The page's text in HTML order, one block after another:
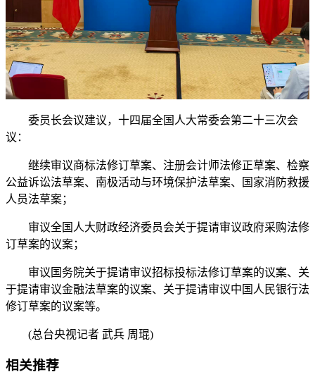
委员长会议建议，十四届全国人大常委会第二十三次会
议：
继续审议商标法修订草案、注册会计师法修正草案、检察
公益诉讼法草案、南极活动与环境保护法草案、国家消防救援
人员法草案；
审议全国人大财政经济委员会关于提请审议政府采购法修
订草案的议案；
审议国务院关于提请审议招标投标法修订草案的议案、关
于提请审议金融法草案的议案、关于提请审议中国人民银行法
修订草案的议案等。
(总台央视记者 武兵 周琨)
相关推荐